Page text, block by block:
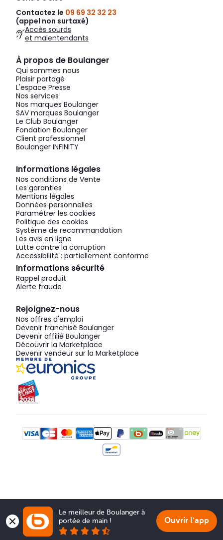
Contactez le 09 69 32 32 23
(appel non surtaxé)
Accès sourds
et malentendants
À propos de Boulanger
Qui sommes nous
Plaisir partagé
L'espace Presse
Nos services
Nos marques Boulanger
SAV marques Boulanger
Le Club Boulanger
Fondation Boulanger
Client professionnel
Boulanger INFINITY
Informations légales
Nos conditions de Vente
Les garanties
Mentions légales
Données personnelles
Paramétrer les cookies
Politique des cookies
Système de recommandation
Les avis en ligne
Lutte contre la corruption
Accessibilité : partiellement conforme
Informations sécurité
Rappel produit
Alerte fraude
Rejoignez-nous
Nos offres d'emploi
Devenir franchisé Boulanger
Devenir affilié Boulanger
Découvrir la Marketplace
Devenir vendeur sur la Marketplace
Le meilleur de Boulanger à
portée de main !
Ouvrir l'app